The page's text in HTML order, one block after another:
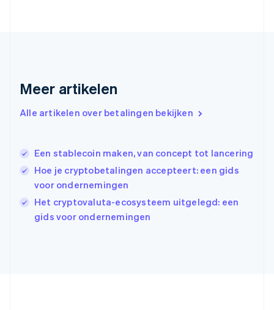
Meer artikelen
Alle artikelen over betalingen bekijken
Een stablecoin maken, van concept tot lancering
Hoe je cryptobetalingen accepteert: een gids
voor ondernemingen
Het cryptovaluta-ecosysteem uitgelegd: een
gids voor ondernemingen
English
Hongkong SAR, China
English简体中文
English
Italië
ItalianoEnglish
日本語English
Kroatië